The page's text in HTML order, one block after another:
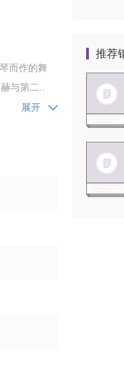
而作的舞
与第二..
展开
推荐